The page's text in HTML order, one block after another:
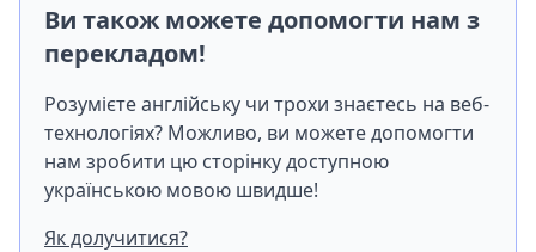
Ви також можете допомогти нам з
перекладом!
Розумієте англійську чи трохи знаєтесь на веб-
технологіях? Можливо, ви можете допомогти
нам зробити цю сторінку доступною
українською мовою швидше!
Як долучитися?